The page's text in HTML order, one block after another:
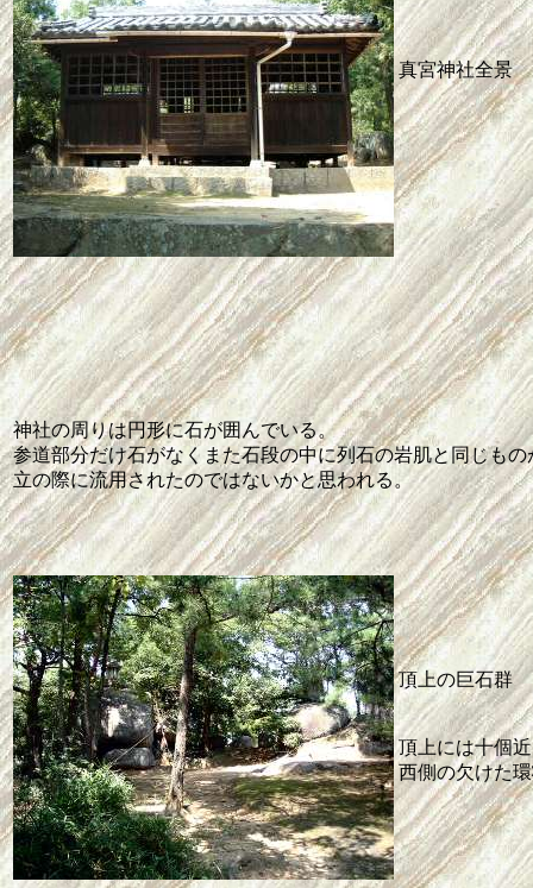
真宮神社全景
神社の周りは円形に石が囲んでいる。
参道部分だけ石がなくまた石段の中に列石の岩肌と同じも
立の際に流用されたのではないかと思われる。
頂上の巨石群
頂上には十個
西側の欠けた